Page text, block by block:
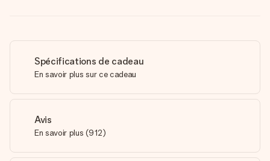
Spécifications de cadeau
En savoir plus sur ce cadeau
Avis
En savoir plus (912)